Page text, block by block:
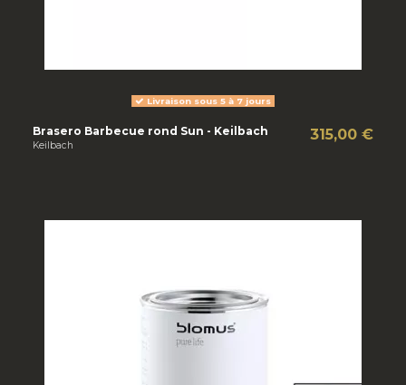
Livraison sous 5 à 7 jours
Brasero Barbecue rond Sun - Keilbach
Keilbach
315,00 €